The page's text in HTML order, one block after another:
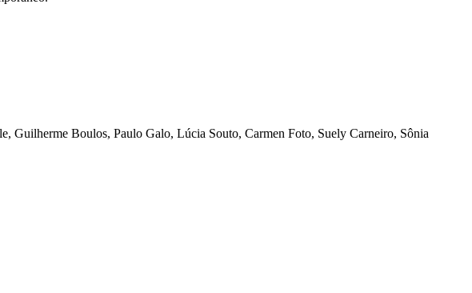
Guilherme Boulos, Paulo Galo, Lúcia Souto, Carmen Foto, Suely Carneiro, Sônia